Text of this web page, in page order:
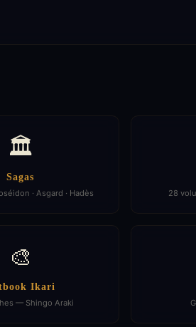
🏛️
Sagas
· Asgard · Hadès 28
🎨
Ikari
— Shingo Araki